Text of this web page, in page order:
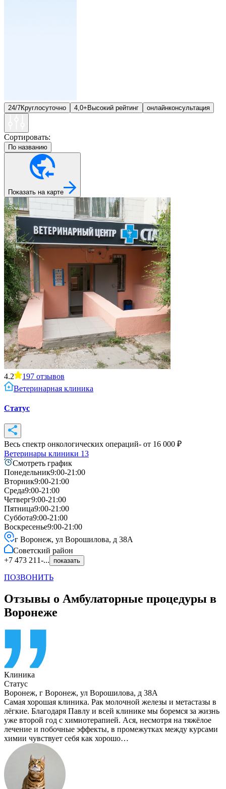
24/7Круглосуточно 4,0+ Высокий рейтинг онлайнконсультация
Сортировать:
По названию
Показать на карте
4.2 197 отзывов
Ветеринарная клиника
Статус
Весь спектр онкологических операций- от 16 000 ₽
Ветеринары клиники 13
Смотреть график
Понедельник9:00-21:00
Вторник9:00-21:00
Среда9:00-21:00
Четверг9:00-21:00
Пятница9:00-21:00
Суббота9:00-21:00
Воскресенье9:00-21:00
г Воронеж, ул Ворошилова, д 38А
Советский район
+7 473 211-...
показать
ПОЗВОНИТЬ
Отзывы о Амбулаторные процедуры в
Воронеже
Клиника
Статус
Воронеж, г Воронеж, ул Ворошилова, д 38А
Самая хорошая клиника. Рак молочной железы и метастазы в
лёгкие. Благодаря Павлу и всей клинике мы боремся за жизнь
уже второй год с химиотерапией. Ася, несмотря на тяжёлое
лечение и побочные эффекты, в промежутках между курсами
химии чувствует себя как хорошо…